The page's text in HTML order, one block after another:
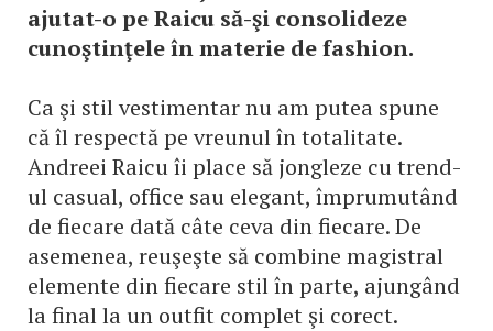
ajutat-o pe Raicu să-şi consolideze
cunoştinţele în materie de fashion.
Ca şi stil vestimentar nu am putea spune
că îl respectă pe vreunul în totalitate.
Andreei Raicu îi place să jongleze cu trend-
ul casual, office sau elegant, împrumutând
de fiecare dată câte ceva din fiecare. De
asemenea, reuşeşte să combine magistral
elemente din fiecare stil în parte, ajungând
la final la un outfit complet şi corect.